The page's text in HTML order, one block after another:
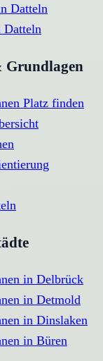
Datteln
Datteln
Grundlagen
Platz finden
in Delbrück
in Detmold
in Dinslaken
in Büren